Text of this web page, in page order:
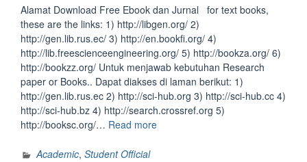
Alamat Download Free Ebook dan Jurnal for text books,
these are the links: 1) http://libgen.org/ 2)
http://gen.lib.rus.ec/ 3) http://en.bookfi.org/ 4)
http://lib.freescienceengineering.org/ 5) http://bookza.org/ 6)
http://bookzz.org/ Untuk menjawab kebutuhan Research
paper or Books.. Dapat diakses di laman berikut: 1)
http://gen.lib.rus.ec 2) http://sci-hub.org 3) http://sci-hub.cc 4)
http://sci-hub.bz 4) http://search.crossref.org 5)
http://booksc.org/… Read more“Alamat
Academic, Student Official